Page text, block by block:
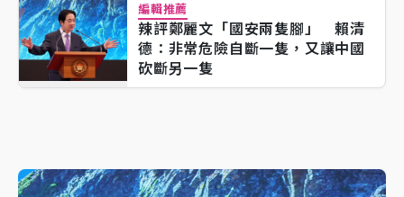
編輯推薦
辣評鄭麗文「國安兩隻腳」 賴清
德：非常危險自斷一隻，又讓中國
砍斷另一隻